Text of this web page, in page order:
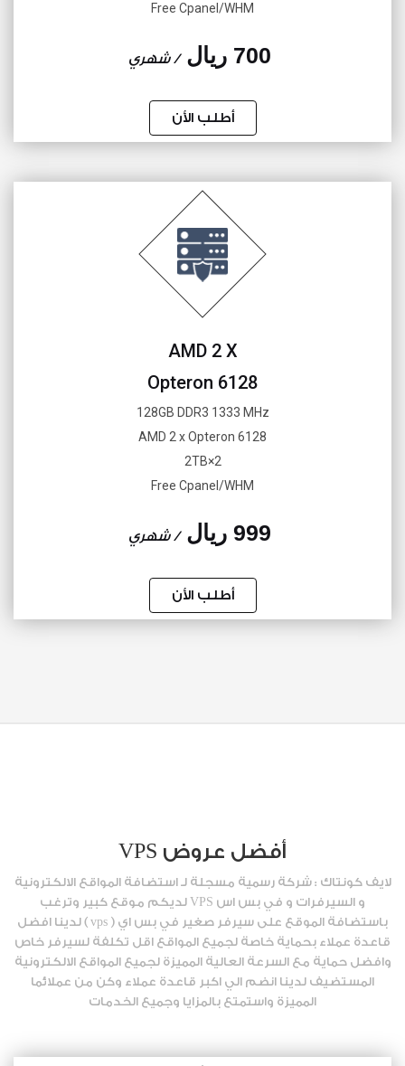
Free Cpanel/WHM
700 ريال / شهري
أطلب الأن
AMD 2 X
Opteron 6128
128GB DDR3 1333 MHz
AMD 2 x Opteron 6128
2×2TB
Free Cpanel/WHM
999 ريال / شهري
أطلب الأن
أفضل عروض VPS
لايف كونتاك : شركة رسمية مسجلة لـ استضافة المواقع الالكترونية
و السيرفرات و في بس اس VPS لديكم موقع كبير وترغب
باستضافة الموقع على سيرفر صغير في بس اي ( vps ) لدينا افضل
قاعدة عملاء بحماية خاصة لجميع المواقع اقل تكلفة لسيرفر خاص
وافضل حماية مع السرعة العالية المميزة لجميع المواقع الالكترونية
المستضيف لدينا انضم الي اكبر قاعدة عملاء وكن من عملائما
المميزة واستمتع بالمزايا وجميع الخدمات